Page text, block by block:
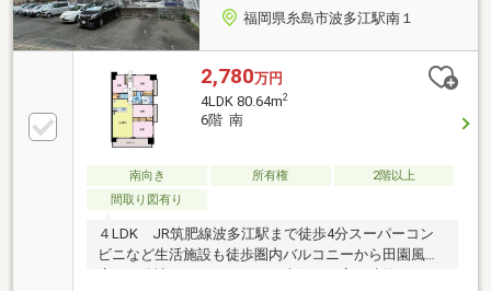
年8月内装予定
福岡県糸島市波多江駅南１
2,780万円
4LDK 80.64m2
6階 南
南向き 所有権
2階以上
間取り図有り
４LDK JR筑肥線波多江駅まで徒歩4分スーパーコン
ビニなど生活施設も徒歩圏内バルコニーから田園風景